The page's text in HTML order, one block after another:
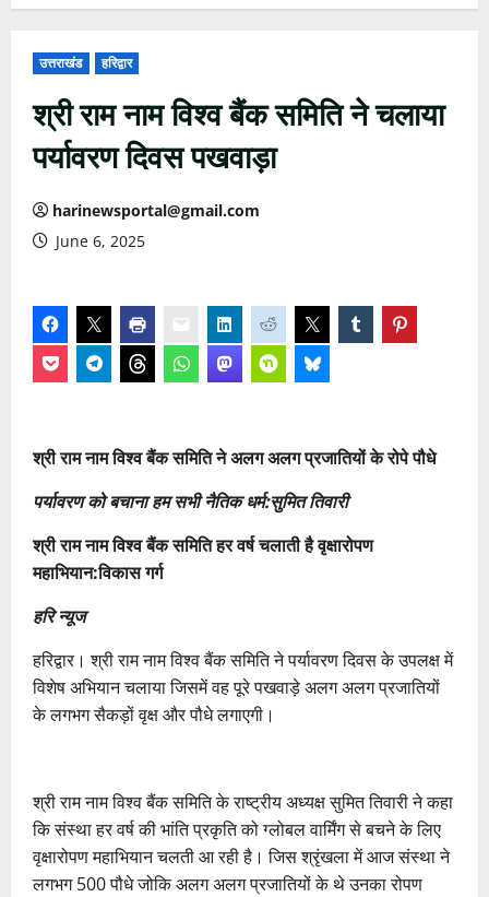
उत्तराखंड हरिद्वार
श्री राम नाम विश्व बैंक समिति ने चलाया
पर्यावरण दिवस पखवाड़ा
harinewsportal@gmail.com
June 6, 2025
श्री राम नाम विश्व बैंक समिति ने अलग अलग प्रजातियों के रोपे पौधे
पर्यावरण को बचाना हम सभी नैतिक धर्म:सुमित तिवारी
श्री राम नाम विश्व बैंक समिति हर वर्ष चलाती है वृक्षारोपण
महाभियान:विकास गर्ग
हरि न्यूज
हरिद्वार। श्री राम नाम विश्व बैंक समिति ने पर्यावरण दिवस के उपलक्ष में
विशेष अभियान चलाया जिसमें वह पूरे पखवाड़े अलग अलग प्रजातियों
के लगभग सैकड़ों वृक्ष और पौधे लगाएगी।
श्री राम नाम विश्व बैंक समिति के राष्ट्रीय अध्यक्ष सुमित तिवारी ने कहा
कि संस्था हर वर्ष की भांति प्रकृति को ग्लोबल वार्मिंग से बचने के लिए
वृक्षारोपण महाभियान चलती आ रही है। जिस श्रृंखला में आज संस्था ने
लगभग 500 पौधे जोकि अलग अलग प्रजातियों के थे उनका रोपण